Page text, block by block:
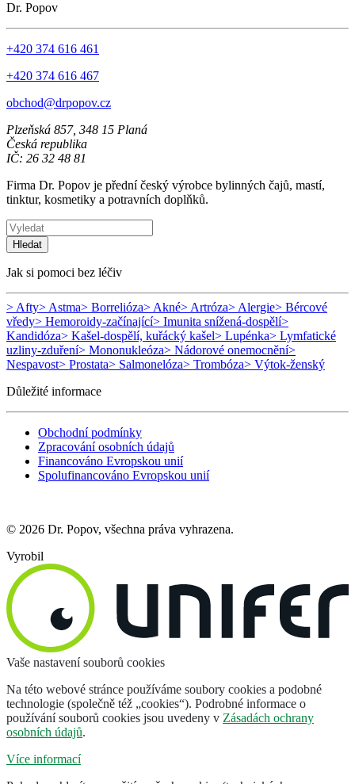
Dr. Popov
+420 374 616 461
+420 374 616 467
obchod@drpopov.cz
Plzeňská 857, 348 15 Planá
Česká republika
IČ: 26 32 48 81
Firma Dr. Popov je přední český výrobce bylinných čajů, mastí,
tinktur, kosmetiky a potravních doplňků.
Hledat
Jak si pomoci bez léčiv
> Afty> Astma> Borrelióza> Akné> Artróza> Alergie> Bércové
vředy> Hemoroidy-začínající> Imunita snížená-dospělí>
Kandidóza> Kašel-dospělí, kuřácký kašel> Lupénka> Lymfatické
uzliny-zduření> Mononukleóza> Nádorové onemocnění>
Nespavost> Prostata> Salmonelóza> Trombóza> Výtok-ženský
Důležité informace
Obchodní podmínky
Zpracování osobních údajů
Financováno Evropskou unií
Spolufinancováno Evropskou unií
© 2026 Dr. Popov, všechna práva vyhrazena.
Vyrobil
Vaše nastavení souborů cookies
Na této webové stránce používáme soubory cookies a podobné
technologie (společně též „cookies“). Podrobné informace o
používání souborů cookies jsou uvedeny v Zásadách ochrany
osobních údajů.
Více informací